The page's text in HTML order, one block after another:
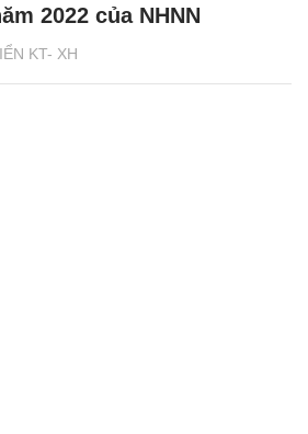
KT- XH
2022 của NHNN